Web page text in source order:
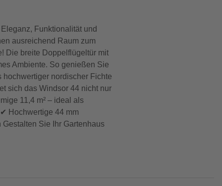
Funktionalität und
ausreichend Raum zum
Die breite Doppelflügeltür mit
Ambiente. So genießen Sie
nordischer Fichte
sich das Windsor 44 nicht nur
11,4 m² – ideal als
Hochwertige 44 mm
Sie Ihr Gartenhaus